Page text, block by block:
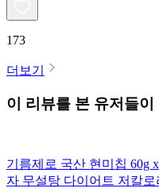
173
더보기
이 리뷰를 본 유저들
기름제로 국산 현미칩 60g
자 무설탕 다이어트 저칼